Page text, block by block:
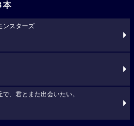
本
ンスターズ
、君とまた出会いたい。